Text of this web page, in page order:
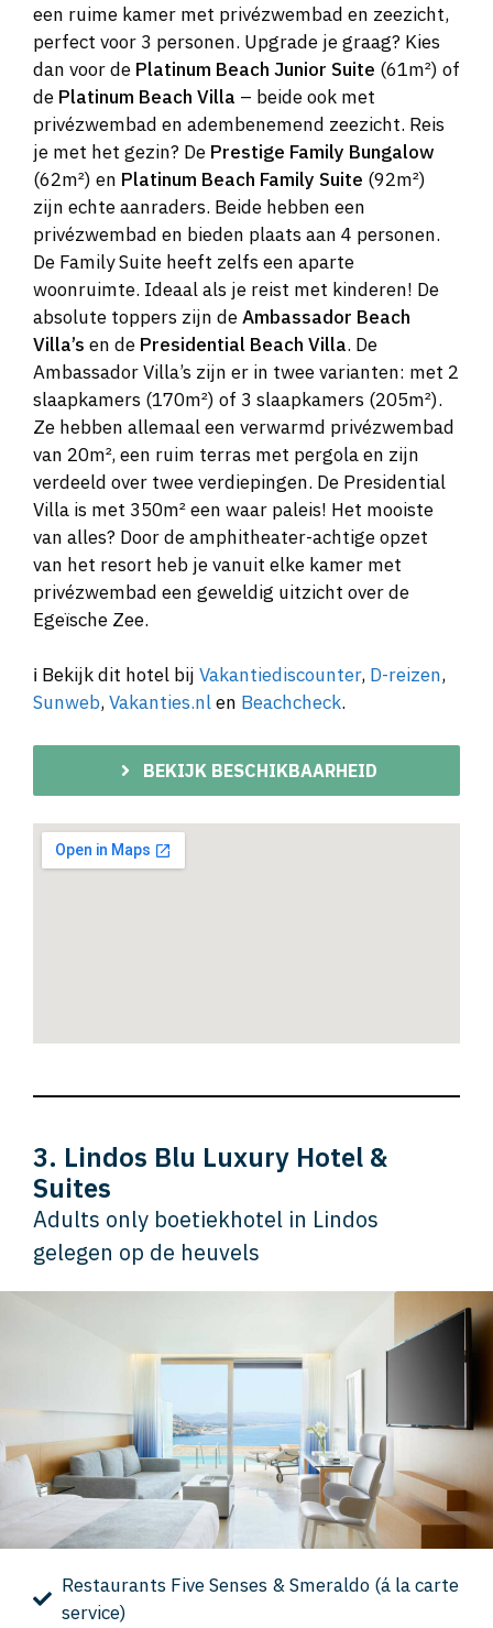
een ruime kamer met privézwembad en zeezicht,
perfect voor 3 personen. Upgrade je graag? Kies
dan voor de Platinum Beach Junior Suite (61m²) of
de Platinum Beach Villa – beide ook met
privézwembad en adembenemend zeezicht. Reis
je met het gezin? De Prestige Family Bungalow
(62m²) en Platinum Beach Family Suite (92m²)
zijn echte aanraders. Beide hebben een
privézwembad en bieden plaats aan 4 personen.
De Family Suite heeft zelfs een aparte
woonruimte. Ideaal als je reist met kinderen! De
absolute toppers zijn deAmbassador Beach
Villa’s en de Presidential Beach Villa. De
Ambassador Villa’s zijn er in twee varianten: met 2
slaapkamers (170m²) of 3 slaapkamers (205m²).
Ze hebben allemaal een verwarmd privézwembad
van 20m², een ruim terras met pergola en zijn
verdeeld over twee verdiepingen. De Presidential
Villa is met 350m² een waar paleis! Het mooiste
van alles? Door de amphitheater-achtige opzet
van het resort heb je vanuit elke kamer met
privézwembad een geweldig uitzicht over de
Egeïsche Zee.
ℹ️ Bekijk dit hotel bij Vakantiediscounter, D-reizen,
Sunweb,Vakanties.nlen Beachcheck.
BEKIJK BESCHIKBAARHEID
3. Lindos Blu Luxury Hotel &
Suites
Adults only boetiekhotel in Lindos
gelegen op de heuvels
Restaurants Five Senses & Smeraldo (á la carte
service)